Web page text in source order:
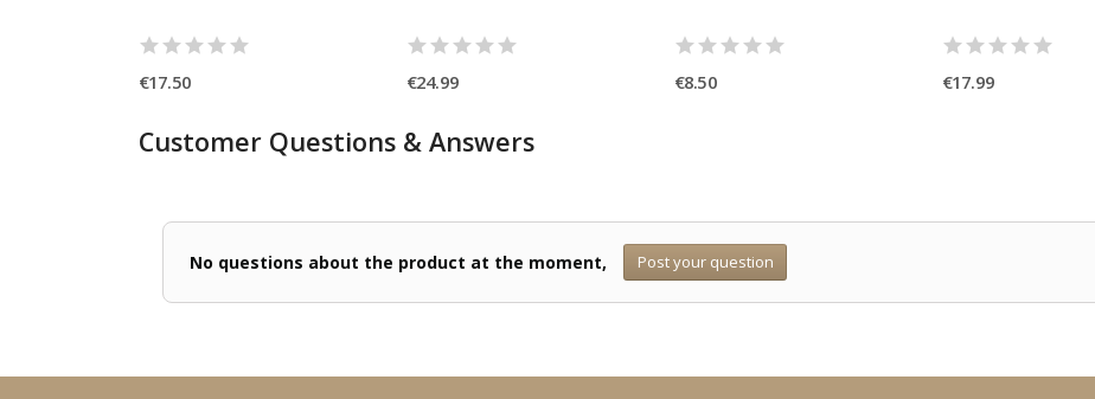
€17.50 €24.99 €8.50 €17.99
Customer Questions & Answers
No questions about the product at the moment, Post your question